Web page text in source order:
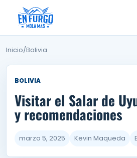
contenido
Inicio/Bolivia
BOLIVIA
Visitar el Salar de
y recomendaciones
marzo 5, 2025 Kevin Maqueda